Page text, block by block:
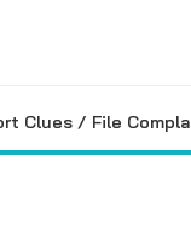
Clues / File